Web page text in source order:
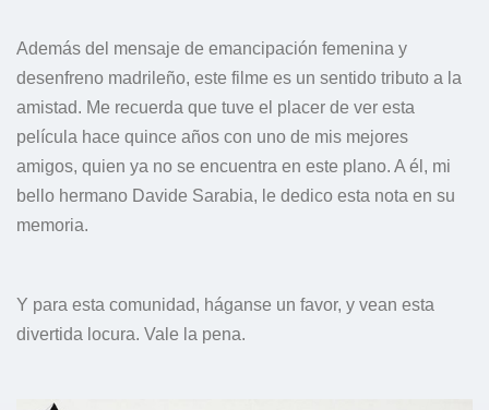
Además del mensaje de emancipación femenina y
desenfreno madrileño, este filme es un sentido tributo a la
amistad. Me recuerda que tuve el placer de ver esta
película hace quince años con uno de mis mejores
amigos, quien ya no se encuentra en este plano. A él, mi
bello hermano Davide Sarabia, le dedico esta nota en su
memoria.
Y para esta comunidad, háganse un favor, y vean esta
divertida locura. Vale la pena.